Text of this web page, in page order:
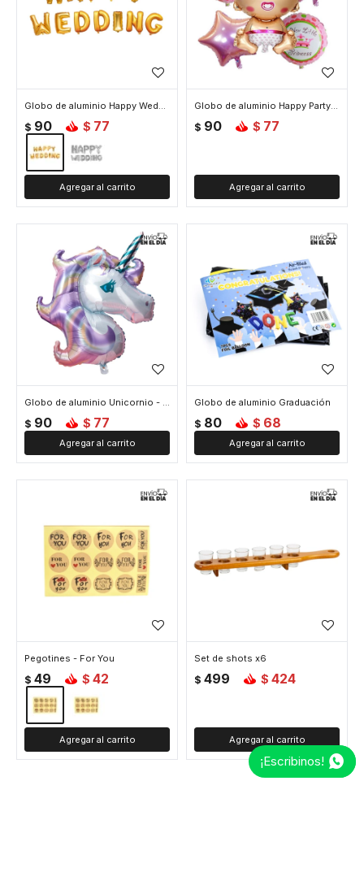
Globo de aluminio Happy Wedding - Dorado
$ 90 $ 77
Globo de aluminio Happy Party - Rosado
$ 90 $ 77
Globo de aluminio Unicornio - Violeta
$ 90 $ 77
Globo de aluminio Graduación
$ 80 $ 68
Pegotines - For You
$ 49 $ 42
Set de shots x6
$ 499 $ 424
¡Escribinos!